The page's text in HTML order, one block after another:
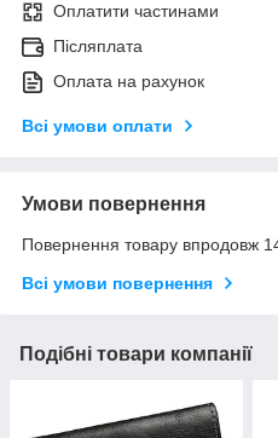
Оплатити частинами
Післяплата
Оплата на рахунок
Всі умови оплати
Умови повернення
Повернення товару впродовж
Всі умови повернення
Подібні товари компанії